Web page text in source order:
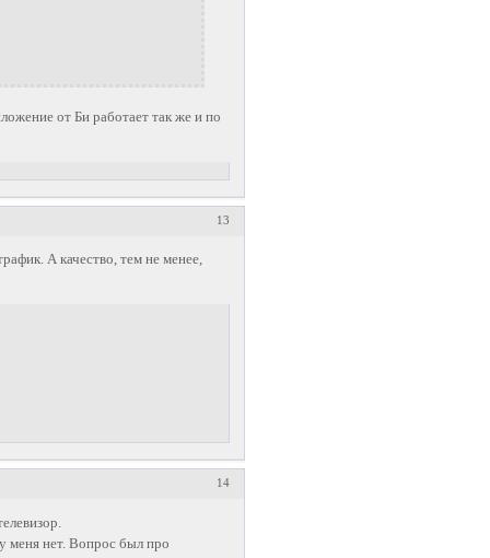
от Би работает так же и по
13
А качество, тем не менее,
14
меня нет. Вопрос был про